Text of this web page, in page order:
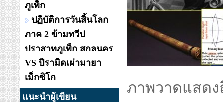
ภูเพ็ก
ปฏิบัติการวันสิ้นโลก
ภาค 2 ข้ามทวีป
ปราสาทภูเพ็ก สกลนคร
VS ปีรามิดเผ่ามายา
เม็กซิโก
แนะนำผู้เขียน
ภาพวาดแสด